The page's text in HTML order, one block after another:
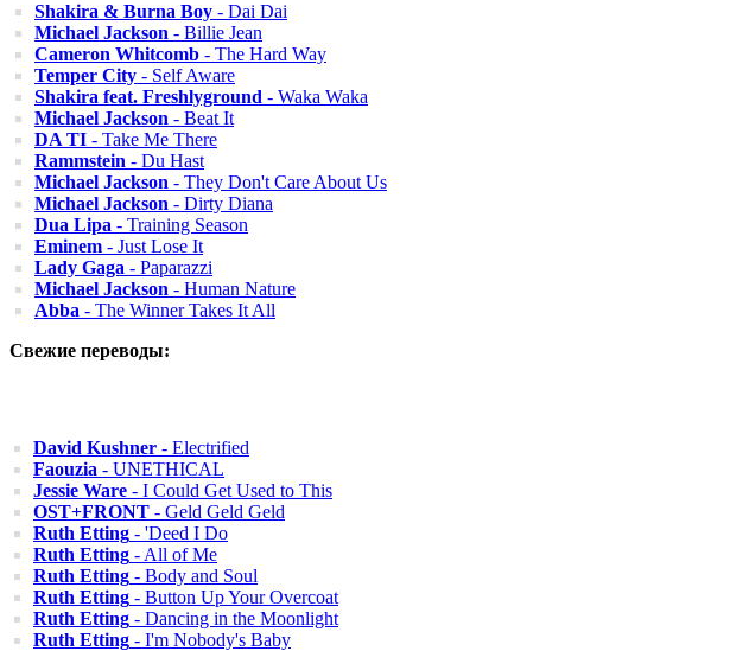
Shakira & Burna Boy - Dai Dai
Michael Jackson - Billie Jean
Cameron Whitcomb - The Hard Way
Temper City - Self Aware
Shakira feat. Freshlyground - Waka Waka
Michael Jackson - Beat It
DA TI - Take Me There
Rammstein - Du Hast
Michael Jackson - They Don't Care About Us
Michael Jackson - Dirty Diana
Dua Lipa - Training Season
Eminem - Just Lose It
Lady Gaga - Paparazzi
Michael Jackson - Human Nature
Abba - The Winner Takes It All
Свежие переводы:
David Kushner - Electrified
Faouzia - UNETHICAL
Jessie Ware - I Could Get Used to This
OST+FRONT - Geld Geld Geld
Ruth Etting - 'Deed I Do
Ruth Etting - All of Me
Ruth Etting - Body and Soul
Ruth Etting - Button Up Your Overcoat
Ruth Etting - Dancing in the Moonlight
Ruth Etting - I'm Nobody's Baby